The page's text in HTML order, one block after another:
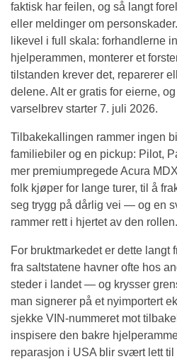
faktisk har feilen, og så langt
eller meldinger om
likevel i full skala: forhandlerne
hjelperammen, monterer et
tilstanden krever det, reparerer
delene. Alt er gratis for eierne,
varselbrev starter 7. juli 2026.
Tilbakekallingen rammer ingen
familiebiler og en pickup: Pilot,
mer premiumpregede Acura
folk kjøper for lange turer, til å
seg trygg på dårlig vei — og en
rammer rett i hjertet av den rollen.
For bruktmarkedet er dette langt
fra saltstatene havner ofte hos
steder i landet — og krysser
man signerer på et nyimportert
sjekke VIN-nummeret mot
inspisere den bakre
reparasjon i USA blir svært lett